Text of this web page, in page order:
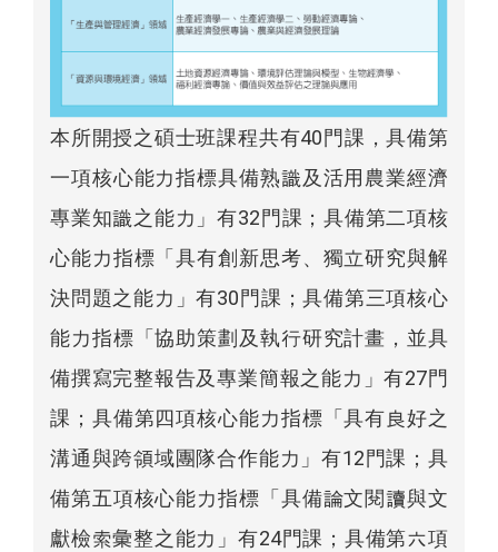
本所開授之碩士班課程共有40門課，具備第
一項核心能力指標具備熟識及活用農業經濟
專業知識之能力」有32門課；具備第二項核
心能力指標「具有創新思考、獨立研究與解
決問題之能力」有30門課；具備第三項核心
能力指標「協助策劃及執行研究計畫，並具
備撰寫完整報告及專業簡報之能力」有27門
課；具備第四項核心能力指標「具有良好之
溝通與跨領域團隊合作能力」有12門課；具
備第五項核心能力指標「具備論文閱讀與文
獻檢索彙整之能力」有24門課；具備第六項